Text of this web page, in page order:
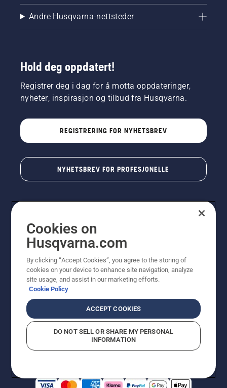
Andre Husqvarna-nettsteder
Hold deg oppdatert!
Registrer deg i dag for å motta oppdateringer,
nyheter, inspirasjon og tilbud fra Husqvarna.
REGISTRERING FOR NYHETSBREV
NYHETSBREV FOR PROFESJONELLE
© Husqvarna AB (utgiver). Med enerett. Angitte priser
er veiledende priser. Alle oppgitte priser er veiledende
tilgjengelig for direkte kjøp.
PersonvernbetingelserImprint
Rapportering av mistanker om regelbruddÅpenhetsloven
Likestilling
Cookies on
Husqvarna.com
By clicking “Accept Cookies”, you agree to the storing of
cookies on your device to enhance site navigation, analyze
site usage, and assist in our marketing efforts.
Cookie Policy
ACCEPT COOKIES
DO NOT SELL OR SHARE MY PERSONAL
INFORMATION